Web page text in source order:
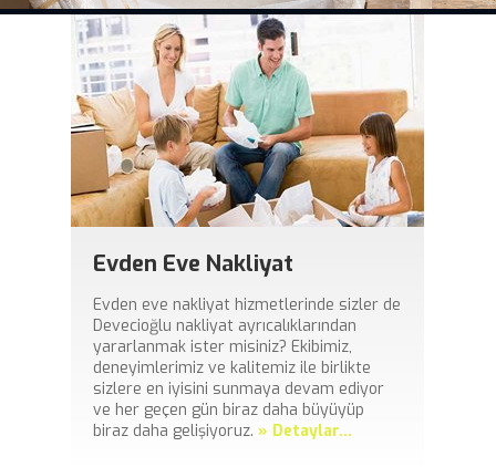
Uzman ve Tecrübeli Kadro
Tüm nakliye ihtiyaçlarınızda yılların bilgi birikimi ve tecrübesi ile
hizmetinizdeyiz.
Evden Eve Nakliyat
Özel paketleme sistemimiz ile %100 güvenli ve sorunsuz nakliye
hizmeti.
Evden Eve Nakliyat
Evden eve nakliyat hizmetlerinde sizler de
Devecioğlu nakliyat ayrıcalıklarından
yararlanmak ister misiniz? Ekibimiz,
deneyimlerimiz ve kalitemiz ile birlikte
sizlere en iyisini sunmaya devam ediyor
ve her geçen gün biraz daha büyüyüp
biraz daha gelişiyoruz. » Detaylar...